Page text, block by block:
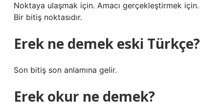
Noktaya ulaşmak için. Amacı gerçekleştirmek için.
Bir bitiş noktasıdır.
Erek ne demek eski Türkçe?
Son bitiş son anlamına gelir.
Erek okur ne demek?